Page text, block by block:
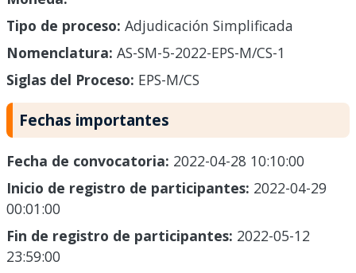
Tipo de proceso: Adjudicación Simplificada
Nomenclatura: AS-SM-5-2022-EPS-M/CS-1
Siglas del Proceso: EPS-M/CS
Fechas importantes
Fecha de convocatoria: 2022-04-28 10:10:00
Inicio de registro de participantes: 2022-04-29
00:01:00
Fin de registro de participantes: 2022-05-12
23:59:00